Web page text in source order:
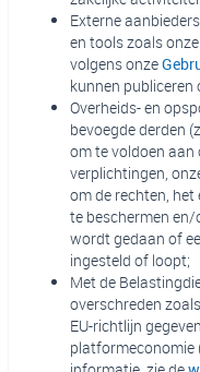
Externe
en tools zoals
volgens onze
kunnen publiceren
Overheids- en
bevoegde derden
om te voldoen
verplichtingen,
om de rechten,
te beschermen en/
wordt gedaan of
ingesteld of loopt;
Met de
overschreden
EU-richtlijn
platformeconomie